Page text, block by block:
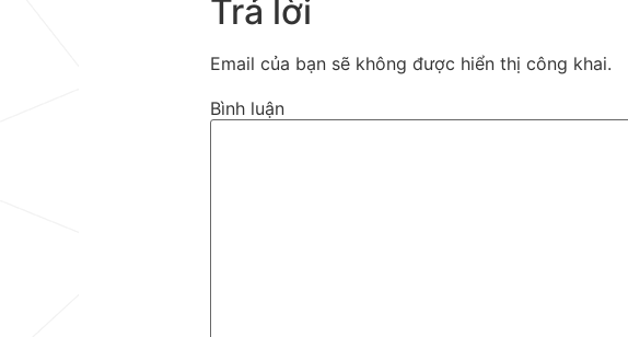
Trả lời
Email của bạn sẽ không được hiển thị công khai.
Bình luận